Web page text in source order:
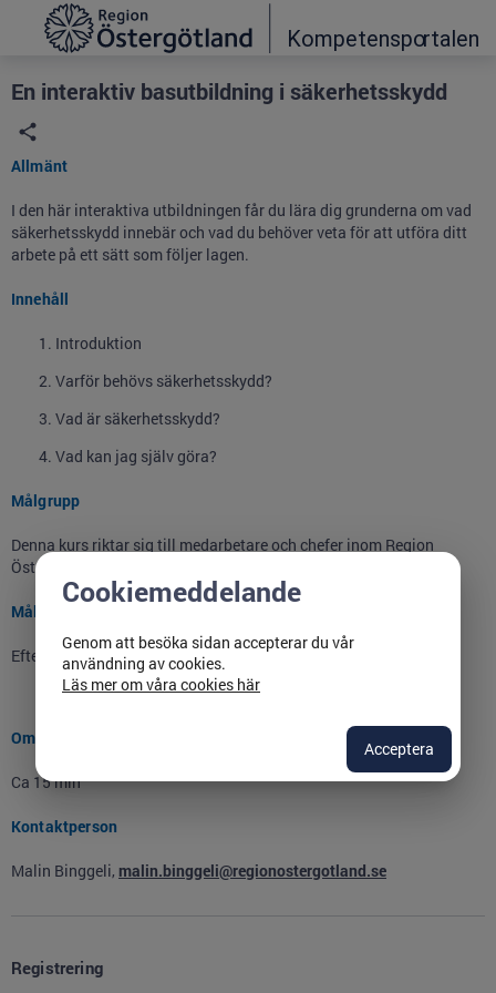
Grade
Portal
En interaktiv basutbildning i säkerhetsskydd
Allmänt
I den här interaktiva utbildningen får du lära dig grunderna om vad
säkerhetsskydd innebär och vad du behöver veta för att utföra ditt
arbete på ett sätt som följer lagen.
Innehåll
Introduktion
Varför behövs säkerhetsskydd?
Vad är säkerhetsskydd?
Vad kan jag själv göra?
Målgrupp
Denna kurs riktar sig till medarbetare och chefer inom Region
Östergötland.
Mål
Efter avslutad kurs kommer du att:
Känna till grunderna i säkerhetsskydd
Omfattning
Ca 15 min
Kontaktperson
Malin Binggeli, malin.binggeli@regionostergotland.se
Registrering
Cookiemeddelande
Genom att besöka sidan accepterar du vår
användning av cookies.
Läs mer om våra cookies här
Acceptera